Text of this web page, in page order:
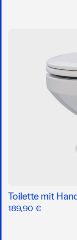
Toilette mit
189,90 €